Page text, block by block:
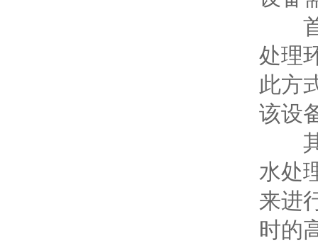
首
处理
此方
该设
其
水处
来进
时的